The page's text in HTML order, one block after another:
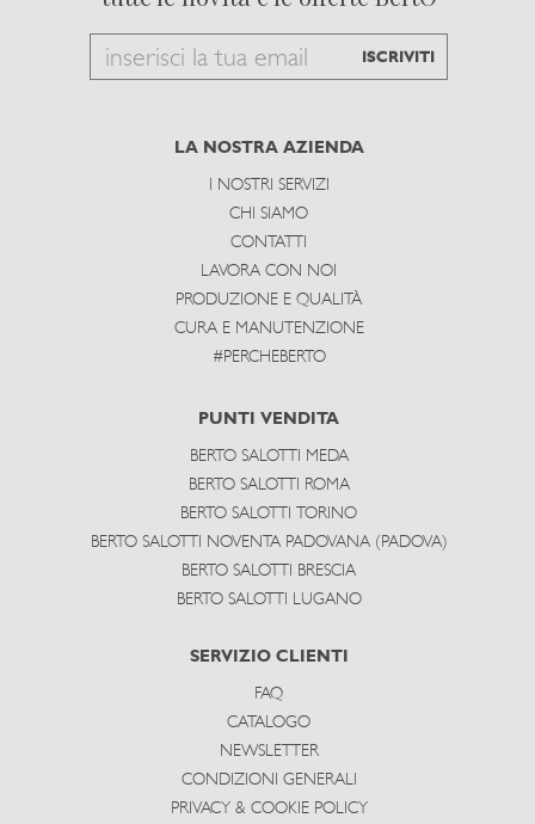
Email
subscribe
ISCRIVITI
LA NOSTRA AZIENDA
I NOSTRI SERVIZI
CHI SIAMO
CONTATTI
LAVORA CON NOI
PRODUZIONE E QUALITÀ
CURA E MANUTENZIONE
#PERCHEBERTO
PUNTI VENDITA
BERTO SALOTTI MEDA
BERTO SALOTTI ROMA
BERTO SALOTTI TORINO
BERTO SALOTTI NOVENTA PADOVANA (PADOVA)
BERTO SALOTTI BRESCIA
BERTO SALOTTI LUGANO
SERVIZIO CLIENTI
FAQ
CATALOGO
NEWSLETTER
CONDIZIONI GENERALI
PRIVACY & COOKIE POLICY